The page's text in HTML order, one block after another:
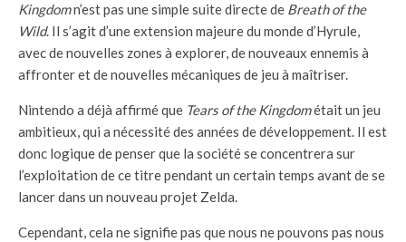
Kingdomn’est pas une simple suite directe de Breath of the
Wild. Il s’agit d’une extension majeure du monde d’Hyrule,
avec de nouvelles zones à explorer, de nouveaux ennemis à
affronter et de nouvelles mécaniques de jeu à maîtriser.
Nintendo a déjà affirmé que Tears of the Kingdométait un jeu
ambitieux, qui a nécessité des années de développement. Il est
donc logique de penser que la société se concentrera sur
l’exploitation de ce titre pendant un certain temps avant de se
lancer dans un nouveau projet Zelda.
Cependant, cela ne signifie pas que nous ne pouvons pas nous